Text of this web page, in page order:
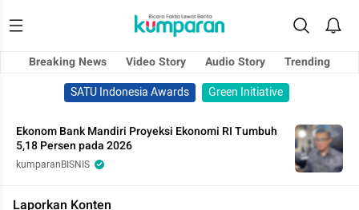
Breaking News Video Story Audio Story
Trending
SATU Indonesia Awards
Green Initiative
Ekonom Bank Mandiri Proyeksi Ekonomi RI Tumbuh
5,18 Persen pada 2026
kumparanBISNIS
Laporkan Konten